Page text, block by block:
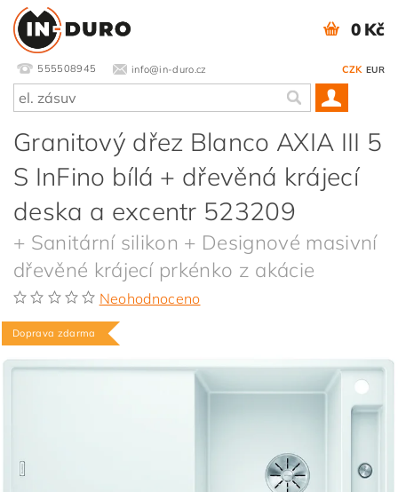
555508945 info@in-duro.cz CZK EUR
0 Kč
Granitový dřez Blanco AXIA III 5
S InFino bílá + dřevěná krájecí
deska a excentr 523209
+ Sanitární silikon + Designové masivní
dřevěné krájecí prkénko z akácie
Neohodnoceno
Doprava zdarma